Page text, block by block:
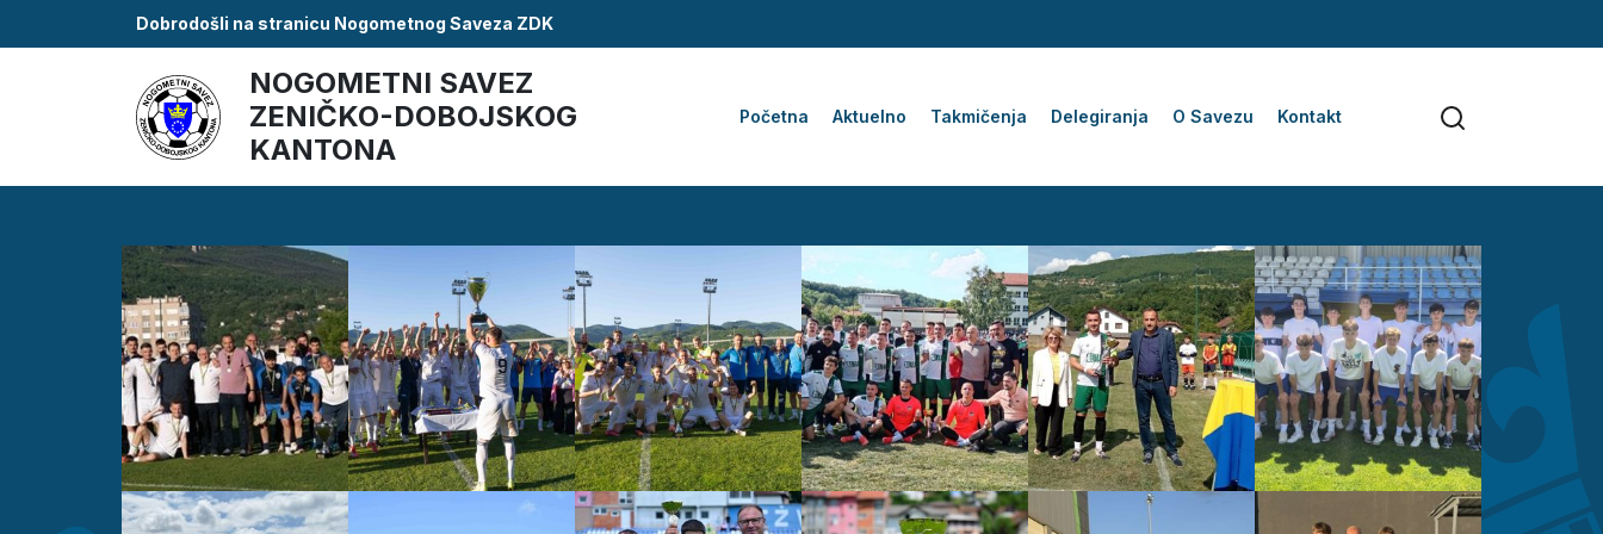
Dobrodošli na stranicu Nogometnog Saveza ZDK
NOGOMETNI SAVEZ
ZENIČKO-DOBOJSKOG
KANTONA
Početna Aktuelno Takmičenja Delegiranja O Savezu Kontakt